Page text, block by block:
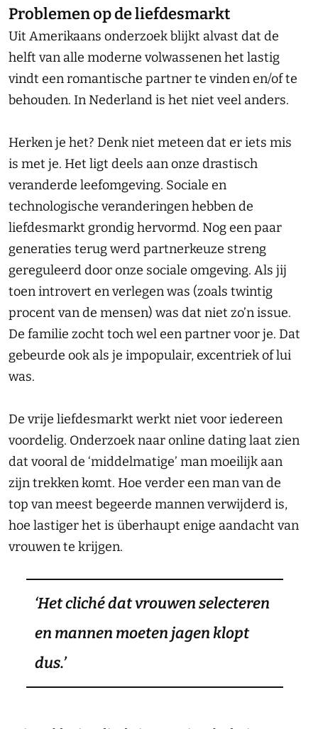
Problemen op de liefdesmarkt
Uit Amerikaans onderzoek blijkt alvast dat de
helft van alle moderne volwassenen het lastig
vindt een romantische partner te vinden en/of te
behouden. In Nederland is het niet veel anders.
Herken je het? Denk niet meteen dat er iets mis
is met je. Het ligt deels aan onze drastisch
veranderde leefomgeving. Sociale en
technologische veranderingen hebben de
liefdesmarkt grondig hervormd. Nog een paar
generaties terug werd partnerkeuze streng
gereguleerd door onze sociale omgeving. Als jij
toen introvert en verlegen was (zoals twintig
procent van de mensen) was dat niet zo’n issue.
De familie zocht toch wel een partner voor je. Dat
gebeurde ook als je impopulair, excentriek of lui
was.
De vrije liefdesmarkt werkt niet voor iedereen
voordelig. Onderzoek naar online dating laat zien
dat vooral de ‘middelmatige’ man moeilijk aan
zijn trekken komt. Hoe verder een man van de
top van meest begeerde mannen verwijderd is,
hoe lastiger het is überhaupt enige aandacht van
vrouwen te krijgen.
‘Het cliché dat vrouwen selecteren
en mannen moeten jagen klopt
dus.’